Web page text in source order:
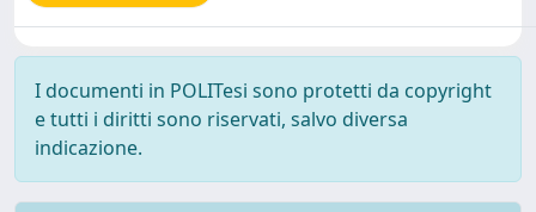
I documenti in POLITesi sono protetti da copyright
e tutti i diritti sono riservati, salvo diversa
indicazione.